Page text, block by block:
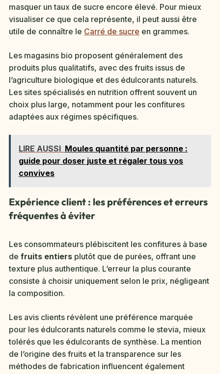
masquer un taux de sucre encore élevé. Pour mieux
visualiser ce que cela représente, il peut aussi être
utile de connaître le Carré de sucre en grammes.
Les magasins bio proposent généralement des
produits plus qualitatifs, avec des fruits issus de
l’agriculture biologique et des édulcorants naturels.
Les sites spécialisés en nutrition offrent souvent un
choix plus large, notamment pour les confitures
adaptées aux régimes spécifiques.
LIRE AUSSI Moules quantité par personne :
guide pour doser juste et régaler tous vos
convives
Expérience client : les préférences et erreurs
fréquentes à éviter
Les consommateurs plébiscitent les confitures à base
de fruits entiers plutôt que de purées, offrant une
texture plus authentique. L’erreur la plus courante
consiste à choisir uniquement selon le prix, négligeant
la composition.
Les avis clients révèlent une préférence marquée
pour les édulcorants naturels comme le stevia, mieux
tolérés que les édulcorants de synthèse. La mention
de l’origine des fruits et la transparence sur les
méthodes de fabrication influencent également